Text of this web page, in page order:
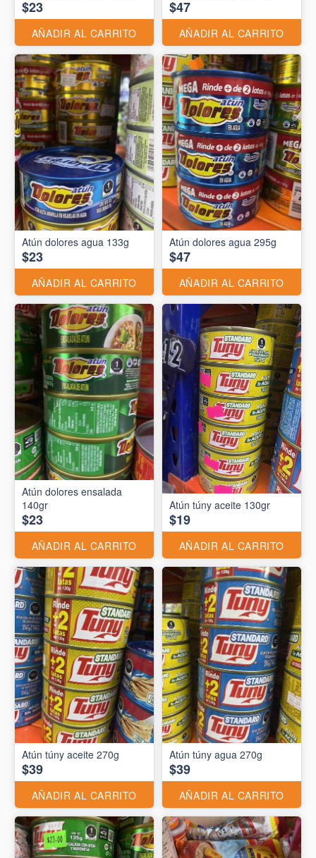
$23
AÑADIR AL CARRITO
$47
AÑADIR AL CARRITO
Atún dolores agua 133g
$23
AÑADIR AL CARRITO
Atún dolores agua 295g
$47
AÑADIR AL CARRITO
Atún dolores ensalada
140gr
$23
AÑADIR AL CARRITO
Atún túny aceite 130gr
$19
AÑADIR AL CARRITO
Atún túny aceite 270g
$39
AÑADIR AL CARRITO
Atún túny agua 270g
$39
AÑADIR AL CARRITO